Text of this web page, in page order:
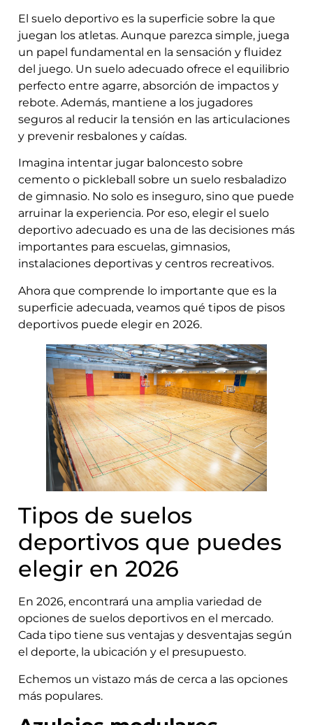
El suelo deportivo es la superficie sobre la que
juegan los atletas. Aunque parezca simple, juega
un papel fundamental en la sensación y fluidez
del juego. Un suelo adecuado ofrece el equilibrio
perfecto entre agarre, absorción de impactos y
rebote. Además, mantiene a los jugadores
seguros al reducir la tensión en las articulaciones
y prevenir resbalones y caídas.
Imagina intentar jugar baloncesto sobre
cemento o pickleball sobre un suelo resbaladizo
de gimnasio. No solo es inseguro, sino que puede
arruinar la experiencia. Por eso, elegir el suelo
deportivo adecuado es una de las decisiones más
importantes para escuelas, gimnasios,
instalaciones deportivas y centros recreativos.
Ahora que comprende lo importante que es la
superficie adecuada, veamos qué tipos de pisos
deportivos puede elegir en 2026.
Tipos de suelos
deportivos que puedes
elegir en 2026
En 2026, encontrará una amplia variedad de
opciones de suelos deportivos en el mercado.
Cada tipo tiene sus ventajas y desventajas según
el deporte, la ubicación y el presupuesto.
Echemos un vistazo más de cerca a las opciones
más populares.